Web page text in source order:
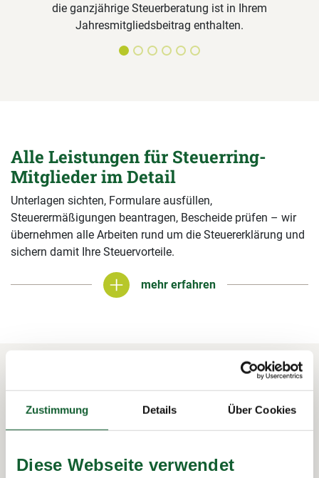
Zustimmung Details Über Cookies
Diese Webseite verwendet
die ganzjährige Steuerberatung ist in Ihrem
Jahresmitgliedsbeitrag enthalten.
Alle Leistungen für Steuerring-
Mitglieder im Detail
Unterlagen sichten, Formulare ausfüllen,
Steuerermäßigungen beantragen, Bescheide prüfen – wir
übernehmen alle Arbeiten rund um die Steuererklärung und
sichern damit Ihre Steuervorteile.
mehr erfahren
mehr erfahren
In 3 Schritten zur Steuererklärung.
So funktioniert's: